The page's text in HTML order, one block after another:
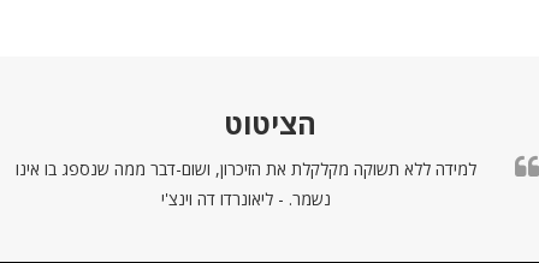
הציטוט
למידה ללא תשוקה מקלקלת את הזיכרון, ושום-דבר ממה שנספג בו אינו
נשמר. - ליאונרדו דה וינצ'י